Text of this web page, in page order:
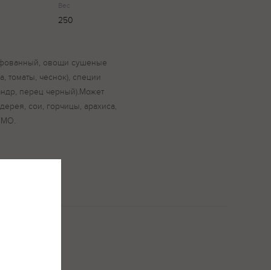
Вес
250
овощи сушеные
томаты, чеснок), специи
перец черный).Может
сои, горчицы, арахиса,